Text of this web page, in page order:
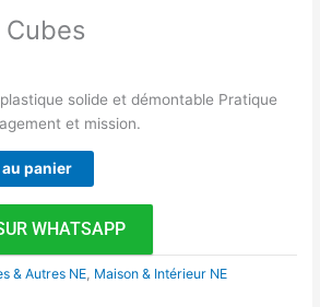
solide et démontable Pratique
et mission.
panier
WHATSAPP
& Autres NE Maison & Intérieur NE